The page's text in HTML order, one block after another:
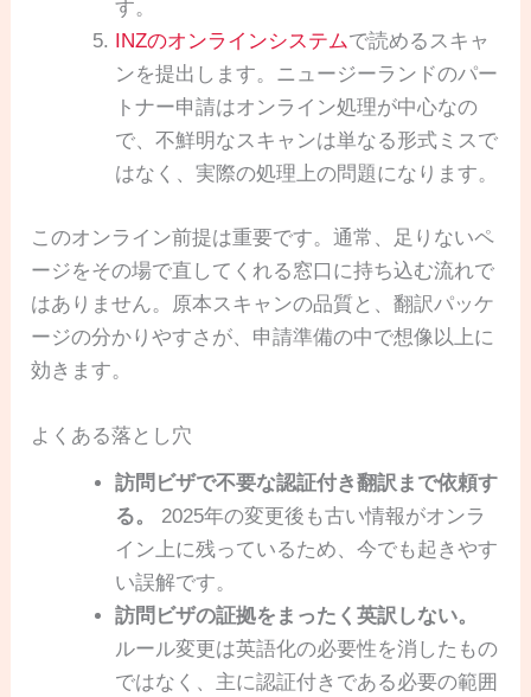
す。
INZのオンラインシステムで読めるスキャ
ンを提出します。ニュージーランドのパー
トナー申請はオンライン処理が中心なの
で、不鮮明なスキャンは単なる形式ミスで
はなく、実際の処理上の問題になります。
このオンライン前提は重要です。通常、足りないペ
ージをその場で直してくれる窓口に持ち込む流れで
はありません。原本スキャンの品質と、翻訳パッケ
ージの分かりやすさが、申請準備の中で想像以上に
効きます。
よくある落とし穴
訪問ビザで不要な認証付き翻訳まで依頼す
る。
2025年の変更後も古い情報がオンラ
イン上に残っているため、今でも起きやす
い誤解です。
訪問ビザの証拠をまったく英訳しない。
ルール変更は英語化の必要性を消したもの
ではなく、主に認証付きである必要の範囲